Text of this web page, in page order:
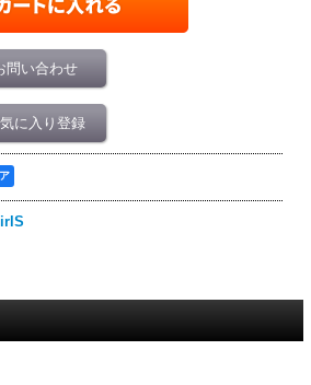
問い合わせ
に入り登録